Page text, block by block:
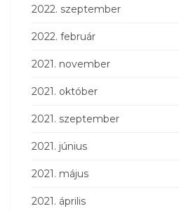
2022. szeptember
2022. február
2021. november
2021. október
2021. szeptember
2021. június
2021. május
2021. április